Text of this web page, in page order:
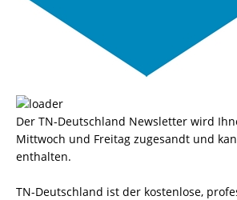
Der TN-Deutschland Newsletter wird
Mittwoch und Freitag zugesandt und
enthalten.
TN-Deutschland ist der kostenlose,